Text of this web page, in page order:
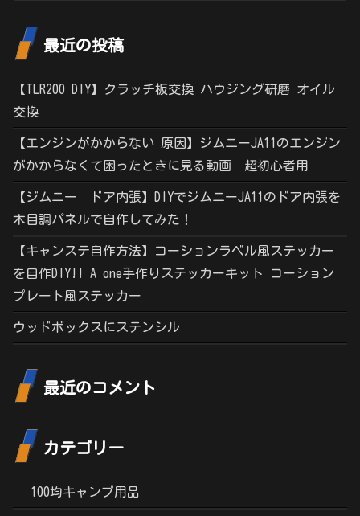
最近の投稿
【TLR200 DIY】クラッチ板交換 ハウジング研磨 オイル
交換
【エンジンがかからない 原因】ジムニーJA11のエンジン
がかからなくて困ったときに見る動画 超初心者用
【ジムニー ドア内張】DIYでジムニーJA11のドア内張を
木目調パネルで自作してみた！
【キャンステ自作方法】コーションラベル風ステッカー
を自作DIY!! A one手作りステッカーキット コーション
プレート風ステッカー
ウッドボックスにステンシル
最近のコメント
カテゴリー
100均キャンプ用品